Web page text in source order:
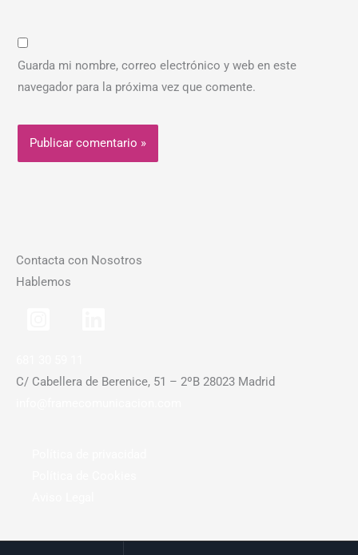
Guarda mi nombre, correo electrónico y web en este
navegador para la próxima vez que comente.
Contacta con Nosotros
Hablemos
C/ Cabellera de Berenice, 51 – 2ºB 28023 Madrid